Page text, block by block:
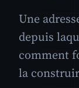
Une
depuis
comment
la